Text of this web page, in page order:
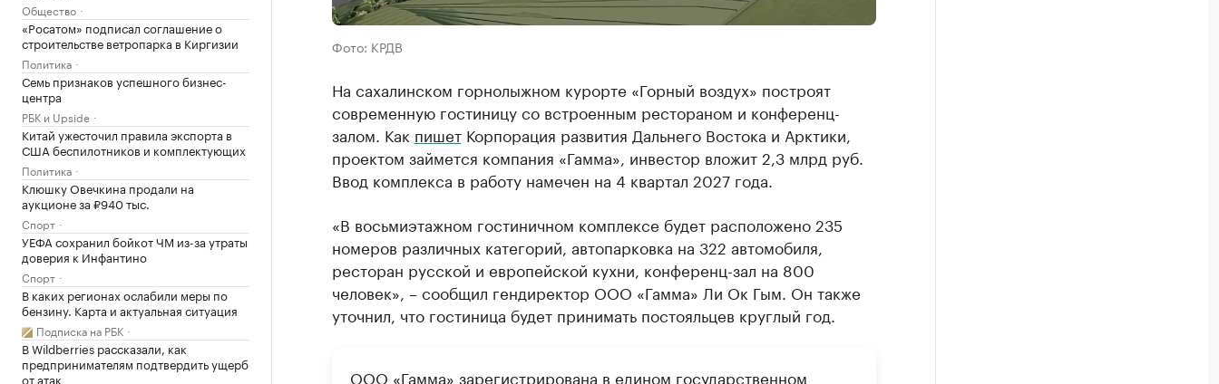
Общество
«Росатом» подписал соглашение о
строительстве ветропарка в Киргизии
Политика
Семь признаков успешного бизнес-
центра
РБК и Upside
Китай ужесточил правила экспорта в
США беспилотников и комплектующих
Политика
Клюшку Овечкина продали на
аукционе за ₽940 тыс.
Спорт
УЕФА сохранил бойкот ЧМ из-за утраты
доверия к Инфантино
Спорт
В каких регионах ослабили меры по
бензину. Карта и актуальная ситуация
Подписка на РБК
В Wildberries рассказали, как
предпринимателям подтвердить ущерб
от атак
Фото: КРДВ
На сахалинском горнолыжном курорте «Горный воздух» построят
современную гостиницу со встроенным рестораном и конференц-
залом. Как пишетКорпорация развития Дальнего Востока и Арктики,
проектом займется компания «Гамма», инвестор вложит 2,3 млрд руб.
Ввод комплекса в работу намечен на 4 квартал 2027 года.
«В восьмиэтажном гостиничном комплексе будет расположено 235
номеров различных категорий, автопарковка на 322 автомобиля,
ресторан русской и европейской кухни, конференц-зал на 800
человек», ­– сообщил гендиректор ООО «Гамма» Ли Ок Гым. Он также
уточнил, что гостиница будет принимать постояльцев круглый год.
ООО «Гамма» зарегистрирована в едином государственном